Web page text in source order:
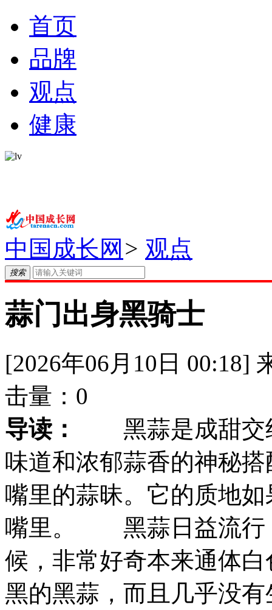
首页
品牌
观点
健康
中国成长网 > 观点
搜索
蒜门出身黑骑士
[2026年06月10日 00:18]
击量： 0
导读：
黑蒜是成甜交
味道和浓郁蒜香的神秘
嘴里的蒜昧。它的质地
嘴里。 黑蒜日益流
候，非常好奇本来通体
黑的黑蒜，而且几乎没